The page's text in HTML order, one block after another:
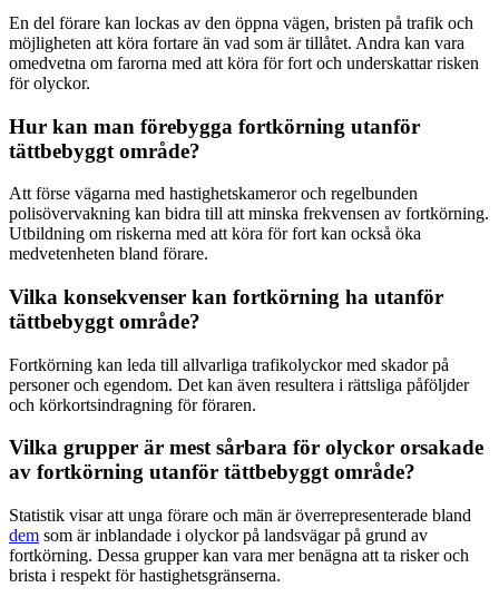
En del förare kan lockas av den öppna vägen, bristen på trafik och
möjligheten att köra fortare än vad som är tillåtet. Andra kan vara
omedvetna om farorna med att köra för fort och underskattar risken
för olyckor.
Hur kan man förebygga fortkörning utanför
tättbebyggt område?
Att förse vägarna med hastighetskameror och regelbunden
polisövervakning kan bidra till att minska frekvensen av fortkörning.
Utbildning om riskerna med att köra för fort kan också öka
medvetenheten bland förare.
Vilka konsekvenser kan fortkörning ha utanför
tättbebyggt område?
Fortkörning kan leda till allvarliga trafikolyckor med skador på
personer och egendom. Det kan även resultera i rättsliga påföljder
och körkortsindragning för föraren.
Vilka grupper är mest sårbara för olyckor orsakade
av fortkörning utanför tättbebyggt område?
Statistik visar att unga förare och män är överrepresenterade bland
dem som är inblandade i olyckor på landsvägar på grund av
fortkörning. Dessa grupper kan vara mer benägna att ta risker och
brista i respekt för hastighetsgränserna.